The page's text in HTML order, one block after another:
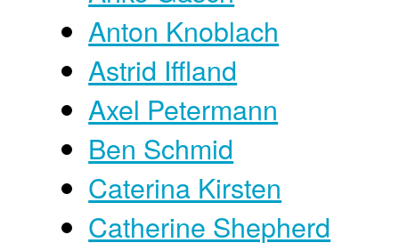
Anton Knoblach
Astrid Iffland
Axel Petermann
Ben Schmid
Caterina Kirsten
Catherine Shepherd